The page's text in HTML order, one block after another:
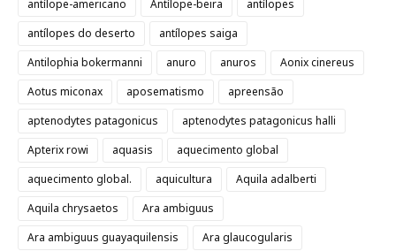
antílope-americano
Antílope-beira
antílopes
antílopes do deserto
antílopes saiga
Antilophia bokermanni
anuro anuros
Aonix cinereus
Aotus miconax
aposematismo
apreensão
aptenodytes patagonicus
aptenodytes patagonicus halli
Apterix rowi
aquasis
aquecimento global
aquecimento global.
aquicultura
Aquila adalberti
Aquila chrysaetos
Ara ambiguus
Ara ambiguus guayaquilensis
Ara glaucogularis